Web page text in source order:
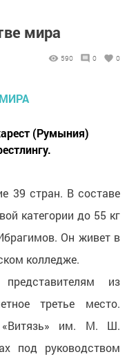
мира
590 0 0
(Румыния)
39 стран. В составе
категории до 55 кг
Он живет в
колледже.
из
третье место.
им. М. Ш.
под руководством